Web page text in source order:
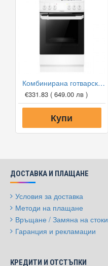
Комбинирана готварска печка Hansa FCMW58049
€331.83 ( 649.00 лв )
Купи
ДОСТАВКА И ПЛАЩАНЕ
Условия за доставка
Методи на плащане
Връщане / Замяна на стоки
Гаранция и рекламации
КРЕДИТИ И ОТСТЪПКИ